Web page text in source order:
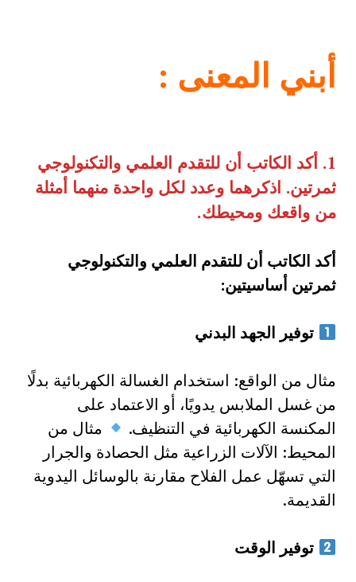
أبني المعنى :
1. أكد الكاتب أن للتقدم العلمي والتكنولوجي
ثمرتين. اذكرهما وعدد لكل واحدة منهما أمثلة
من واقعك ومحيطك.
أكد الكاتب أن للتقدم العلمي والتكنولوجي
ثمرتين أساسيتين:
توفير الجهد البدني
مثال من الواقع: استخدام الغسالة الكهربائية بدلًا
من غسل الملابس يدويًا، أو الاعتماد على
المكنسة الكهربائية في التنظيف.
مثال من
المحيط: الآلات الزراعية مثل الحصادة والجرار
التي تسهّل عمل الفلاح مقارنة بالوسائل اليدوية
القديمة.
توفير الوقت